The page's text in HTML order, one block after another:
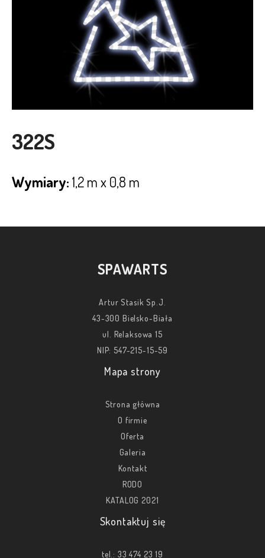
322S
Wymiary:1,2 m x 0,8 m
SPAWARTS
Artur Stasik Sp.J.
43-300 Bielsko-Biała
ul. Relaksowa 15
NIP: 547-215-15-59
Mapa strony
Strona główna
O firmie
Oferta
Galeria
Kontakt
RODO
KATALOG 2021
Skontaktuj się
tel.: 33 474 23 19